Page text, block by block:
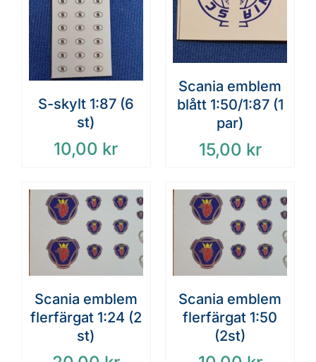
S-skylt 1:87 (6
st)
10,00 kr
Scania emblem
blått 1:50/1:87 (1
par)
15,00 kr
Scania emblem
flerfärgat 1:24 (2
st)
Scania emblem
flerfärgat 1:50
(2st)